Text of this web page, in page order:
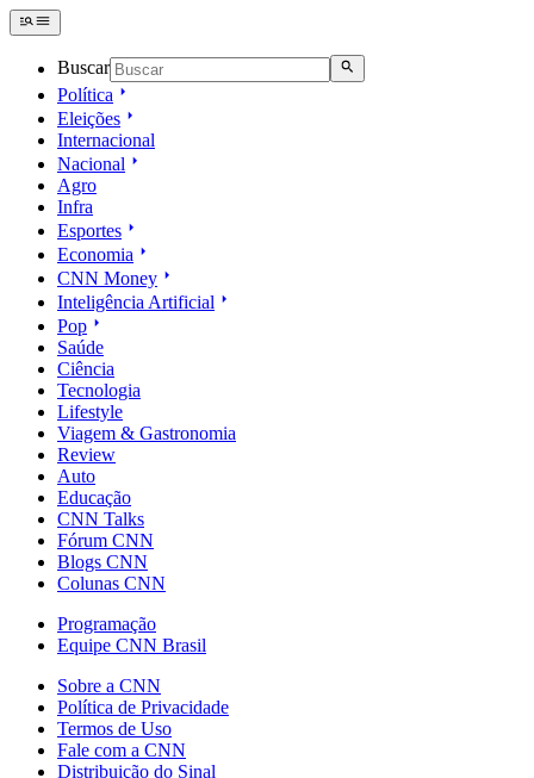
Buscar
Política
Eleições
Internacional
Nacional
Agro
Infra
Esportes
Economia
CNN Money
Inteligência Artificial
Pop
Saúde
Ciência
Tecnologia
Lifestyle
Viagem & Gastronomia
Review
Auto
Educação
CNN Talks
Fórum CNN
Blogs CNN
Colunas CNN
Programação
Equipe CNN Brasil
Sobre a CNN
Política de Privacidade
Termos de Uso
Fale com a CNN
Distribuição do Sinal